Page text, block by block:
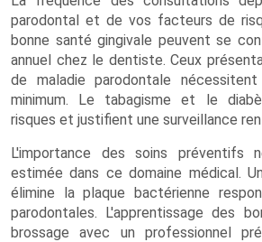
parodontal et de vos facteurs de
bonne santé gingivale peuvent se
annuel chez le dentiste. Ceux
de maladie parodontale
minimum. Le tabagisme et le
risques et justifient une surveillance
L'importance des soins préventifs
estimée dans ce domaine médical.
élimine la plaque bactérienne
parodontales. L'apprentissage des
brossage avec un professionnel